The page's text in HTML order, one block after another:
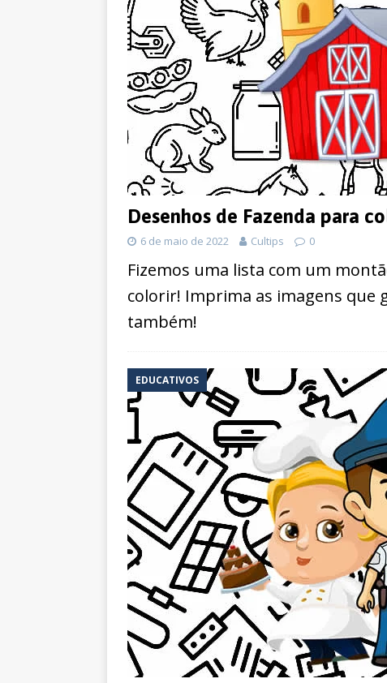
Desenhos de Fazenda para
6 de maio de 2022 Cultips 0
Fizemos uma lista com um
colorir! Imprima as imagens que
também!
EDUCATIVOS